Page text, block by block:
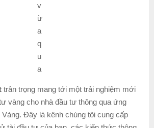
v
ừ
a
q
u
a
trân trọng mang tới một trải nghiệm mới
vàng cho nhà đầu tư thông qua ứng
Đây là kênh chúng tôi cung cấp